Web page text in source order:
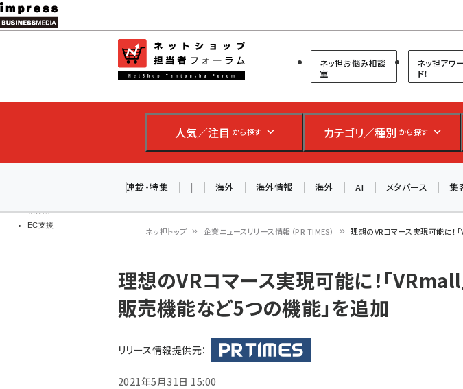
メ
イ
ン
ツ
移
教育講座
EC支援
ネットショップ担当者フォーラム
ネッ担お悩み相談
室
ネッ担アワー
ド！
人気／注目 から探す カテゴリ／種別 から探す
連載・特集 | 海外 海外情報 海外 AI メタバース 集
ン
く
ず
ネッ担トップ 企業ニュースリリース情報（PR TIMES） 理想のVRコマース実現可能に！
理想のVRコマース実現可能に！「VRmall
販売機能など5つの機能」を追加
リリース情報提供元：
2021年5月31日 15:00
AIが買い物を代行する時代
アルペン、オイシックス、元
ミナー（8/26＠東京